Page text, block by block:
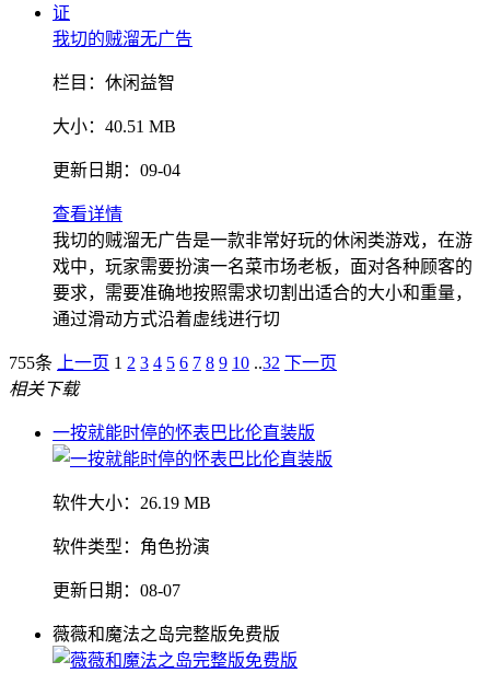
我切的贼溜无广告
栏目： 休闲益智
大小： 40.51 MB
更新日期： 09-04
查看详情
我切的贼溜无广告是一款非常好玩的休闲类游戏，在游
戏中，玩家需要扮演一名菜市场老板，面对各种顾客的
要求，需要准确地按照需求切割出适合的大小和重量，
通过滑动方式沿着虚线进行切
755条 上一页 1 2 3 4 5 6 7 8 9 10 ..32 下一页
相关下载
一按就能时停的怀表巴比伦直装版
软件大小： 26.19 MB
软件类型： 角色扮演
更新日期： 08-07
薇薇和魔法之岛完整版免费版